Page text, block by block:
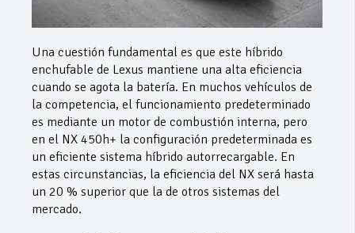
Una cuestión fundamental es que este híbrido
enchufable de Lexus mantiene una alta eficiencia
cuando se agota la batería. En muchos vehículos de
la competencia, el funcionamiento predeterminado
es mediante un motor de combustión interna, pero
en el NX 450h+ la configuración predeterminada es
un eficiente sistema híbrido autorrecargable. En
estas circunstancias, la eficiencia del NX será hasta
un 20 % superior que la de otros sistemas del
mercado.